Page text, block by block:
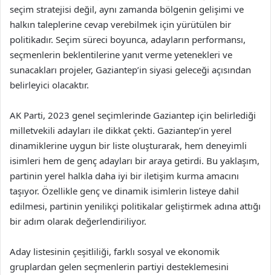
seçim stratejisi değil, aynı zamanda bölgenin gelişimi ve
halkın taleplerine cevap verebilmek için yürütülen bir
politikadır. Seçim süreci boyunca, adayların performansı,
seçmenlerin beklentilerine yanıt verme yetenekleri ve
sunacakları projeler, Gaziantep’in siyasi geleceği açısından
belirleyici olacaktır.
AK Parti, 2023 genel seçimlerinde Gaziantep için belirlediği
milletvekili adayları ile dikkat çekti. Gaziantep’in yerel
dinamiklerine uygun bir liste oluşturarak, hem deneyimli
isimleri hem de genç adayları bir araya getirdi. Bu yaklaşım,
partinin yerel halkla daha iyi bir iletişim kurma amacını
taşıyor. Özellikle genç ve dinamik isimlerin listeye dahil
edilmesi, partinin yenilikçi politikalar geliştirmek adına attığı
bir adım olarak değerlendiriliyor.
Aday listesinin çeşitliliği, farklı sosyal ve ekonomik
gruplardan gelen seçmenlerin partiyi desteklemesini